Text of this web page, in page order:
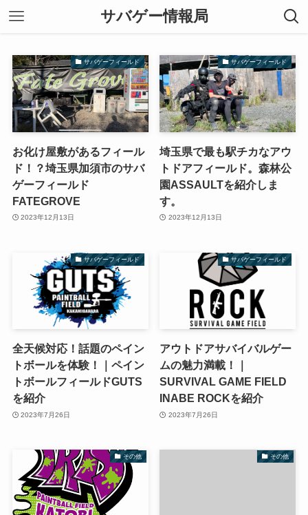
サバゲー情報局
サバゲーフィールド
お化け屋敷があるフィール
ド！？埼玉県加須市のサバ
ゲーフィールド
FATEGROVE
2023年12月13日
サバゲーフィールド
埼玉県で最も駅チカなアウ
トドアフィールド。森林公
園ASSAULTを紹介しま
す。
2023年12月13日
サバゲーフィールド
全天候対応！話題のペイン
トボールを体験！｜ペイン
トボールフィールドGUTS
を紹介
2023年7月26日
サバゲーフィールド
アウトドアサバイバルゲー
ムの魅力満載！｜
SURVIVAL GAME FIELD
INABE ROCKを紹介
2023年7月26日
その他 その他